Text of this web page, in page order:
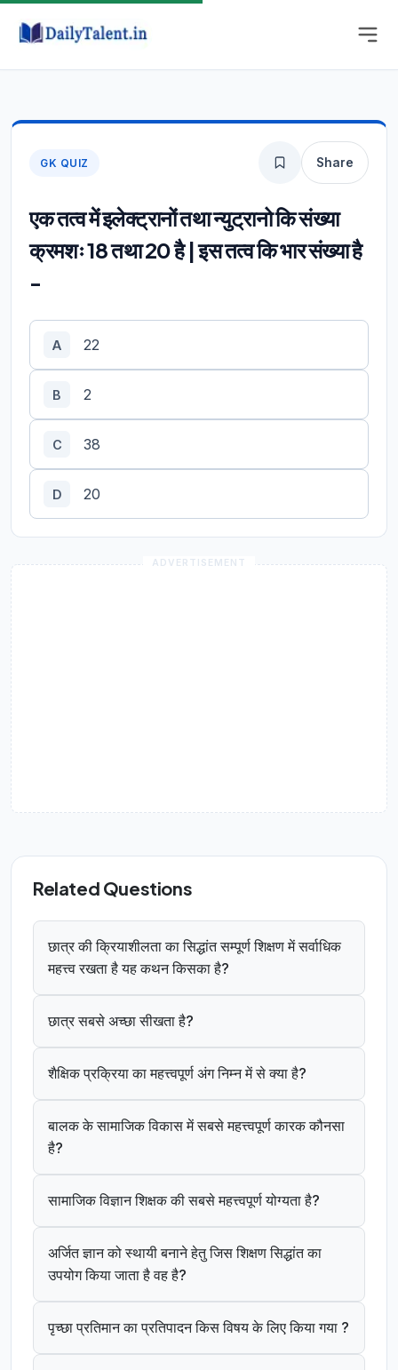
GK QUIZ Share
एक तत्व में इलेक्ट्रानों तथा न्युट्रानो कि संख्या
क्रमशः 18 तथा 20 है | इस तत्व कि भार संख्या है
-
A 22
B 2
C 38
D 20
Related Questions
छात्र की क्रियाशीलता का सिद्धांत सम्पूर्ण शिक्षण में सर्वाधिक
महत्त्व रखता है यह कथन किसका है?
छात्र सबसे अच्छा सीखता है?
शैक्षिक प्रक्रिया का महत्त्वपूर्ण अंग निम्न में से क्या है?
बालक के सामाजिक विकास में सबसे महत्त्वपूर्ण कारक कौनसा
है?
सामाजिक विज्ञान शिक्षक की सबसे महत्त्वपूर्ण योग्यता है?
अर्जित ज्ञान को स्थायी बनाने हेतु जिस शिक्षण सिद्धांत का
उपयोग किया जाता है वह है?
पृच्छा प्रतिमान का प्रतिपादन किस विषय के लिए किया गया ?